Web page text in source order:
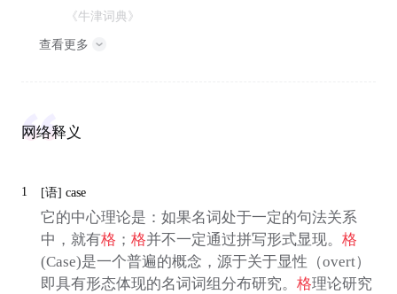
《牛津词典》
查看更多
网络释义
1 [语] case
它的中心理论是：如果名词处于一定的句法关系
中，就有格 ； 格并不一定通过拼写形式显现。 格
(Case)是一个普遍的概念，源于关于显性（overt）
即具有形态体现的名词词组分布研究。 格理论研究